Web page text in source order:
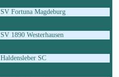
SV Fortuna Magdeburg
SV 1890 Westerhausen
Haldensleber SC